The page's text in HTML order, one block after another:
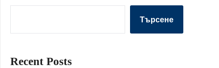
Търсене
Recent Posts